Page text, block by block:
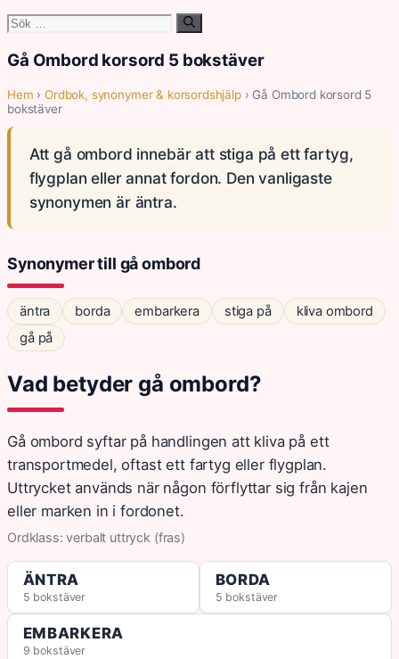
Sök
Gå Ombord korsord 5 bokstäver
Hem ›Ordbok, synonymer & korsordshjälp› Gå Ombord korsord 5
bokstäver
Att gå ombord innebär att stiga på ett fartyg,
flygplan eller annat fordon. Den vanligaste
synonymen är äntra.
Synonymer till gå ombord
äntra borda embarkera stiga på
kliva ombord
gå på
Vad betyder gå ombord?
Gå ombord syftar på handlingen att kliva på ett
transportmedel, oftast ett fartyg eller flygplan.
Uttrycket används när någon förflyttar sig från kajen
eller marken in i fordonet.
Ordklass: verbalt uttryck (fras)
ÄNTRA
5 bokstäver
BORDA
5 bokstäver
EMBARKERA
9 bokstäver